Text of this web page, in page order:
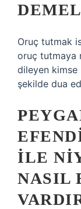
Oruç tutmak
oruç tutmaya
dileyen
şekilde dua
ILE
NASIL